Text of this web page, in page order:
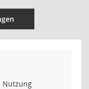
Nutzung